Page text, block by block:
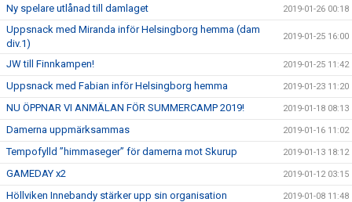
Ny spelare utlånad till damlaget 2019-01-26 00:18
Uppsnack med Miranda inför Helsingborg hemma (dam
div.1)
2019-01-25 16:00
JW till Finnkampen! 2019-01-25 11:42
Uppsnack med Fabian inför Helsingborg hemma 2019-01-23 11:20
NU ÖPPNAR VI ANMÄLAN FÖR SUMMERCAMP 2019! 2019-01-18 08:13
Damerna uppmärksammas 2019-01-16 11:02
Tempofylld ”himmaseger” för damerna mot Skurup 2019-01-13 18:12
GAMEDAY x2 2019-01-12 03:15
Höllviken Innebandy stärker upp sin organisation 2019-01-08 11:48